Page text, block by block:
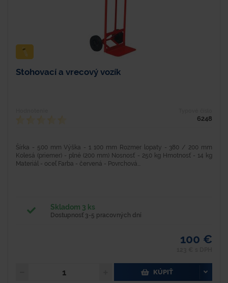
Stohovací a vrecový vozík
6248
Šírka - 500 mm Výška - 1 100 mm Rozmer lopaty - 380 / 200 mm
Kolesá (priemer) - plné (200 mm) Nosnosť - 250 kg Hmotnosť - 14 kg
Materiál - oceľ Farba - červená - Povrchová...
Skladom 3 ks
Dostupnosť 3-5 pracovných dní
100 €
KÚPIŤ